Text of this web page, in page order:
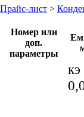
Прайс-лист >
Номер или
доп.
параметры
кэ